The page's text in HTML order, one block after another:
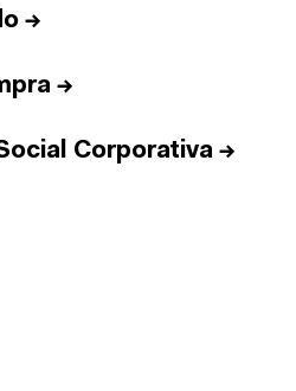
→
→
Corporativa →